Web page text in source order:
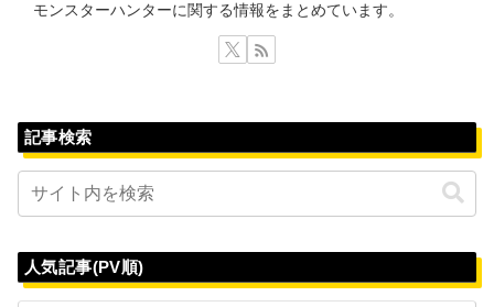
モンスターハンターに関する情報をまとめています。
記事検索
人気記事(PV順)